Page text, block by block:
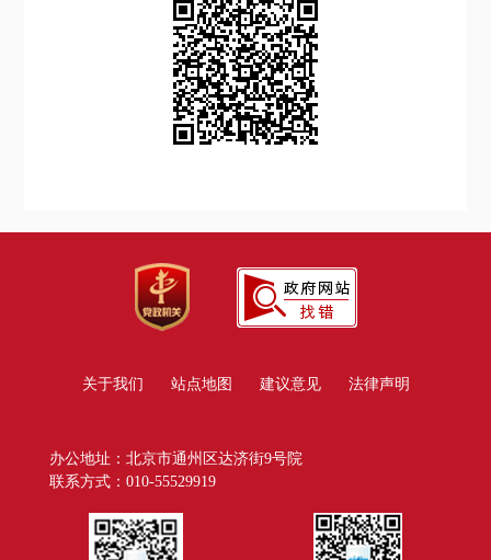
关于我们 站点地图 建议意见 法律声明
办公地址：北京市通州区达济街9号院
联系方式：010-55529919